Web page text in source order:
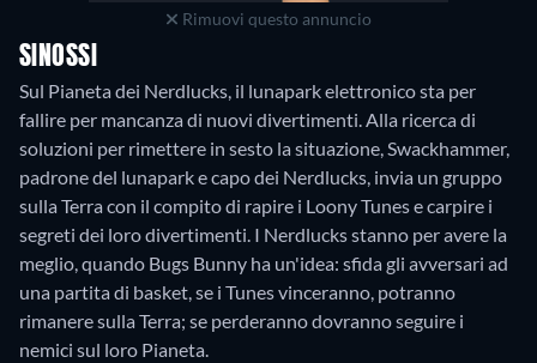
Rimuovi questo annuncio
SINOSSI
Sul Pianeta dei Nerdlucks, il lunapark elettronico sta per
fallire per mancanza di nuovi divertimenti. Alla ricerca di
soluzioni per rimettere in sesto la situazione, Swackhammer,
padrone del lunapark e capo dei Nerdlucks, invia un gruppo
sulla Terra con il compito di rapire i Loony Tunes e carpire i
segreti dei loro divertimenti. I Nerdlucks stanno per avere la
meglio, quando Bugs Bunny ha un'idea: sfida gli avversari ad
una partita di basket, se i Tunes vinceranno, potranno
rimanere sulla Terra; se perderanno dovranno seguire i
nemici sul loro Pianeta.